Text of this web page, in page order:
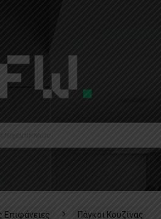
Επιφάνειες Πάγκοι Κουζίνας